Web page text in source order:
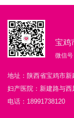
宝鸡
微信
地址：陕西省宝鸡市新
妇产医院：新建路与西
电话：18991738120